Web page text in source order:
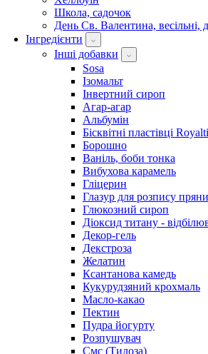
Школа, садочок
День Св. Валентина, весільні,
Інгредієнти
Інші добавки
Sosa
Ізомальт
Інвертний сироп
Агар-агар
Альбумін
Бісквітні пластівці
Борошно
Ваніль, боби тонка
Вибухова карамель
Гліцерин
Глазур для розпису
Глюкозний сироп
Діоксид титану -
Декор-гель
Декстроза
Желатин
Ксантанова камедь
Кукурудзяний крохмаль
Масло-какао
Пектин
Пудра йогурту
Розпушувач
Смс (Тилоза)